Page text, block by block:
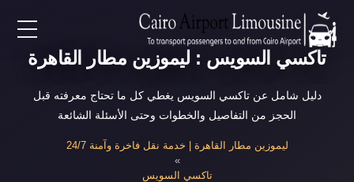
EN
AR
تاكسي السويس : ليموزين مطار القاهرة
دليل شامل عن تاكسي السويس يغطي كل ما تحتاج معرفته قبل
الحجز من التفاصيل والخطوات وحتى الأسئلة الشائعة
ليموزين مطار القاهرة | خدمة نقل فاخرة وآمنة 24/7
تاكسي السويس